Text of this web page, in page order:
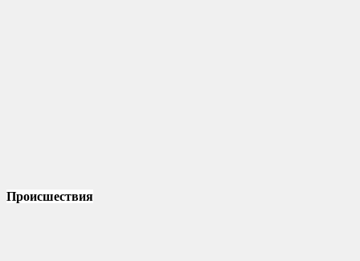
Происшествия